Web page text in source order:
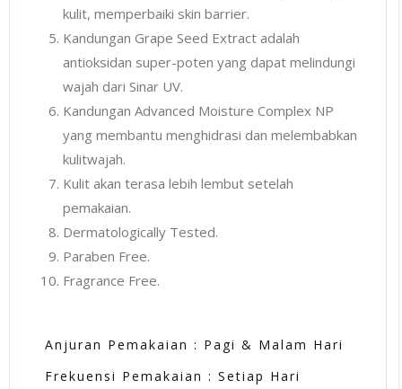
kulit, memperbaiki skin barrier.
Kandungan Grape Seed Extract adalah
antioksidan super-poten yang dapat melindungi
wajah dari Sinar UV.
Kandungan Advanced Moisture Complex NP
yang membantu menghidrasi dan melembabkan
kulitwajah.
Kulit akan terasa lebih lembut setelah
pemakaian.
Dermatologically Tested.
Paraben Free.
Fragrance Free.
Anjuran Pemakaian : Pagi & Malam Hari
Frekuensi Pemakaian : Setiap Hari